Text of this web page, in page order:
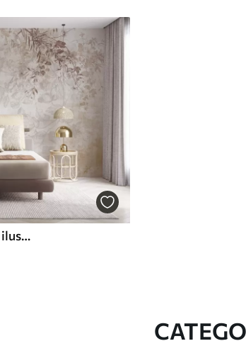
Arte floral vintage con textura, ilustraciones de delicadas flores y hojas de jardín en estilo dibujo, suaves tonos pastel beige y sepia